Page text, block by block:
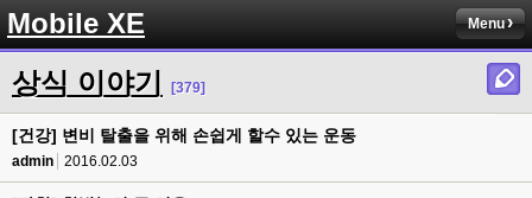
Mobile XE Menu
상식 이야기 [379]
[건강] 변비 탈출을 위해 손쉽게 할수 있는 운동
admin 2016.02.03